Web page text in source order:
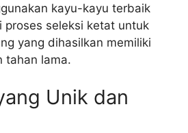
kayu-kayu terbaik
proses seleksi ketat untuk
yang dihasilkan memiliki
tahan lama.
Unik dan